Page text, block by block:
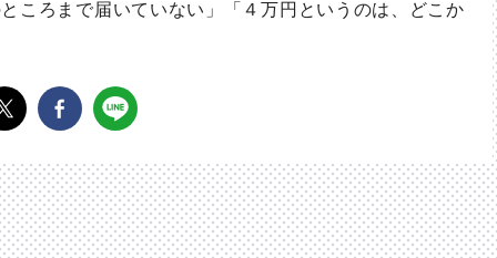
ころまで届いていない」「４万円というのは、どこか